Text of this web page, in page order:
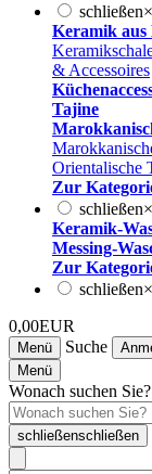
schließen×
Keramik
& Accessoires
Tajine
Orientalische
Zur
schließen×
Keramik-
Messing-
Zur
schließen×
0,00EUR
Menü Suche
Menü
Wonach suchen Sie?
schließenschließen